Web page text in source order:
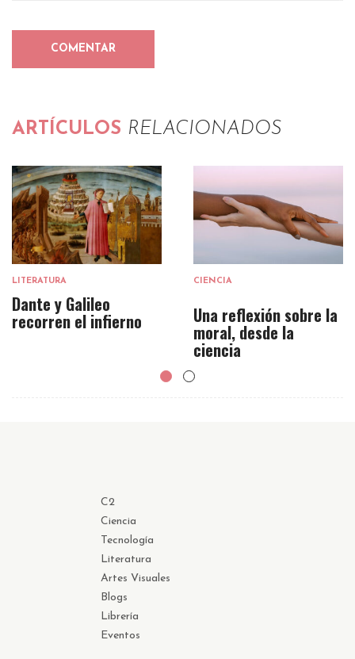
ARTÍCULOS RELACIONADOS
LITERATURA
Dante y Galileo
recorren el infierno
CIENCIA
Una reflexión sobre la
moral, desde la
ciencia
C2
Ciencia
Tecnología
Literatura
Artes Visuales
Blogs
Librería
Eventos